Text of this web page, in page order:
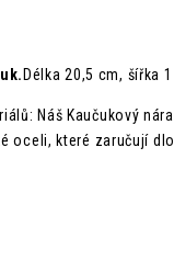
Délka 20,5 cm, šířka 1
Náš Kaučukový
oceli, které zaručují